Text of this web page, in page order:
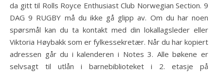
da gitt til Rolls Royce Enthusiast Club Norwegian Section. 9
DAG 9 RUGBY må du ikke gå glipp av. Om du har noen
spørsmål kan du ta kontakt med din lokallagsleder eller
Viktoria Høybakk som er fylkessekretær. Når du har kopiert
adressen går du i kalenderen i Notes 3. Alle bøkene er
selvsagt til utlån i barnebiblioteket i 2. etasje på